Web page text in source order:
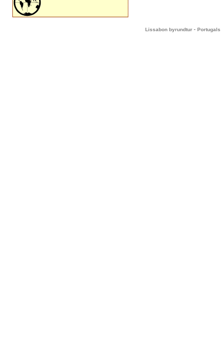
Lissabon byrundtur - Portugals